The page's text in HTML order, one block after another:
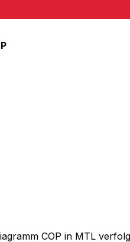
COP in MTL